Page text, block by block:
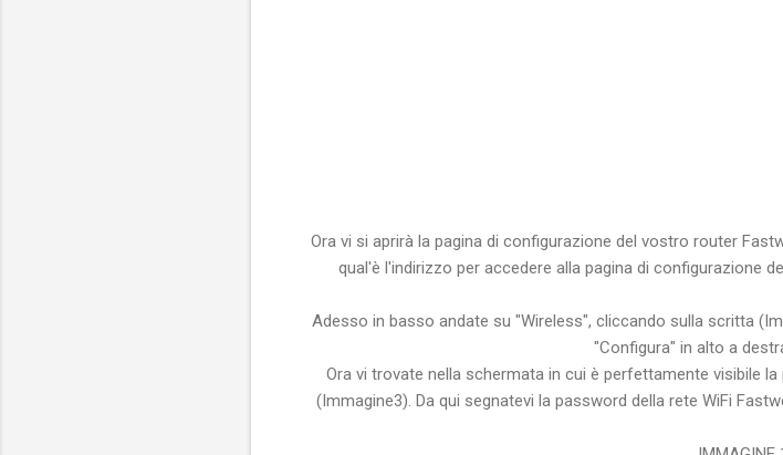
Ora vi si aprirà la pagina di configurazione del vostro router
qual'è l'indirizzo per accedere alla pagina di configurazione
Adesso in basso andate su "Wireless", cliccando sulla scritta
"Configura" in alto a
Ora vi trovate nella schermata in cui è perfettamente visibile
(Immagine3). Da qui segnatevi la password della rete WiFi